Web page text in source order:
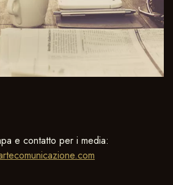
e contatto per i media: